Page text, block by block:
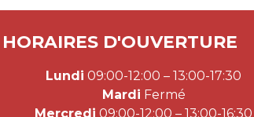
HORAIRES D'OUVERTURE
Lundi 09:00-12:00 – 13:00-17:30
Mardi Fermé
Mercredi 09:00-12:00 – 13:00-16:30